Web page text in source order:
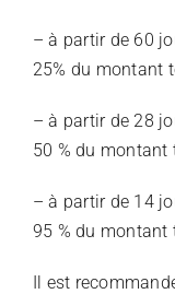
– à partir de 60
25% du montant
– à partir de 28
50 % du montant
– à partir de 14
95 % du montant
Il est